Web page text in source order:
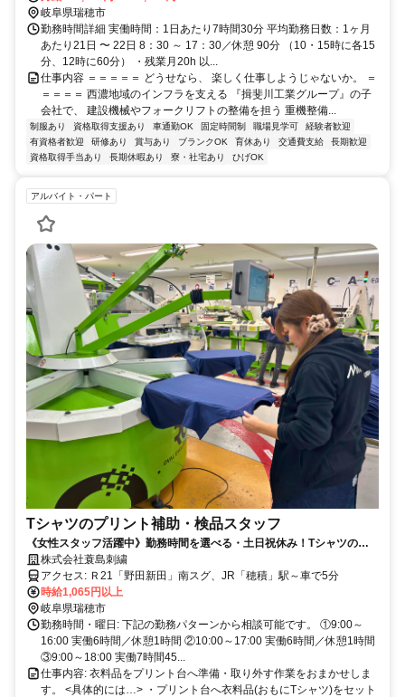
岐阜県瑞穂市
勤務時間詳細 実働時間：1日あたり7時間30分 平均勤務日数：1ヶ月
あたり21日 〜 22日 8：30 ～ 17：30／休憩 90分 （10・15時に各15
分、12時に60分） ・残業月20h 以...
仕事内容 ＝＝＝＝＝ どうせなら、 楽しく仕事しようじゃないか。 ＝
＝＝＝＝ 西濃地域のインフラを支える 『揖斐川工業グループ』の子
会社で、 建設機械やフォークリフトの整備を担う 重機整備...
制服あり 資格取得支援あり 車通勤OK 固定時間制 職場見学可
経験者歓迎
有資格者歓迎
研修あり 賞与あり ブランクOK 育休あり 交通費支給
長期歓迎
資格取得手当あり
長期休暇あり 寮・社宅あり ひげOK
アルバイト・パート
Tシャツのプリント補助・検品スタッフ
《女性スタッフ活躍中》勤務時間を選べる・土日祝休み！Tシャツのセ
ット・検品・梱包などのシンプル軽作業！
株式会社蓑島刺繍
アクセス: Ｒ21「野田新田」南スグ、JR「穂積」駅～車で5分
時給1,065円以上
岐阜県瑞穂市
勤務時間・曜日: 下記の勤務パターンから相談可能です。 ①9:00～
16:00 実働6時間／休憩1時間 ②10:00～17:00 実働6時間／休憩1時間
③9:00～18:00 実働7時間45...
仕事内容: 衣料品をプリント台へ準備・取り外す作業をおまかせしま
す。 <具体的には…> ・プリント台へ衣料品(おもにTシャツ)をセット